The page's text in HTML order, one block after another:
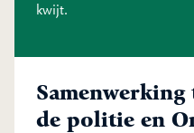
kwijt.
Samenwerking
de politie en